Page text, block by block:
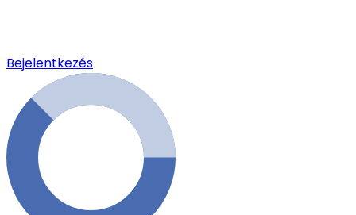
Bejelentkezés